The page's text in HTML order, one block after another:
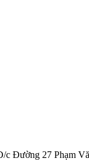
c Đường 27 Phạm